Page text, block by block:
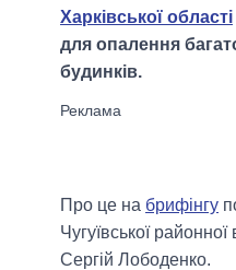
Харківської області
для опалення
будинків.
Про це на брифінгу
Чугуївської районної
Сергій Лободенко.